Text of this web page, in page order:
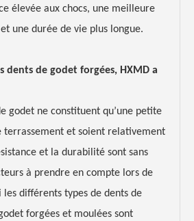
élevée aux chocs, une meilleure
une durée de vie plus longue.
dents de godet forgées, HXMD a
godet ne constituent qu’une petite
terrassement et soient relativement
et la durabilité sont sans
à prendre en compte lors de
les différents types de dents de
forgées et moulées sont